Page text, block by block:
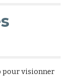
pour visionner